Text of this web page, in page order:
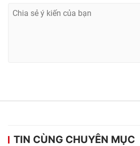
Ðiện thoại Thời báo VTV:024.66 897 897
TIN CÙNG CHUYÊN MỤC